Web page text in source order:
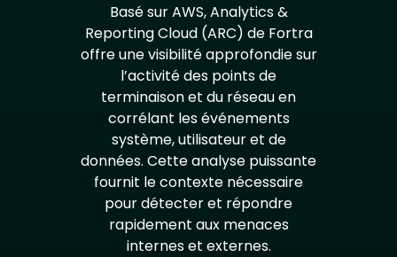
Basé sur AWS, Analytics &
Reporting Cloud (ARC) de Fortra
offre une visibilité approfondie sur
l’activité des points de
terminaison et du réseau en
corrélant les événements
système, utilisateur et de
données. Cette analyse puissante
fournit le contexte nécessaire
pour détecter et répondre
rapidement aux menaces
internes et externes.